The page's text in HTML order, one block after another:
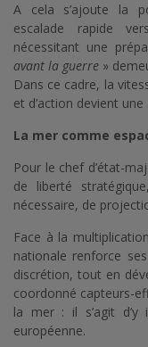
A cela s’ajoute la
escalade rapide
nécessitant une
avant la guerre »
Dans ce cadre, la
et d’action devient
La mer comme
Pour le chef d’état-
de liberté
nécessaire, de
Face à la
nationale renforce
discrétion, tout en
coordonné capteurs-
la mer : il s’agit d’y
européenne.